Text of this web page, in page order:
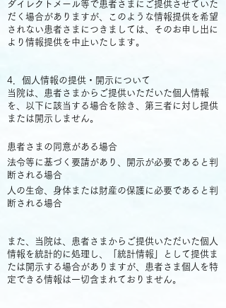
ダイレクトメール等で患者さまにご提供させていた
だく場合がありますが、このような情報提供を希望
されない患者さまにつきましては、そのお申し出に
より情報提供を中止いたします。
4．個人情報の提供・開示について
当院は、患者さまからご提供いただいた個人情報
を、以下に該当する場合を除き、第三者に対し提供
または開示しません。
患者さまの同意がある場合
法令等に基づく要請があり、開示が必要であると判
断される場合
人の生命、身体または財産の保護に必要であると判
断される場合
また、当院は、患者さまからご提供いただいた個人
情報を統計的に処理し、「統計情報」として提供ま
たは開示する場合がありますが、患者さま個人を特
定できる情報は一切含まれておりません。